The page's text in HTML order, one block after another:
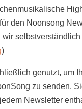
für den Noonsong
wir
)
genutzt, um
zu senden.
Newsletter